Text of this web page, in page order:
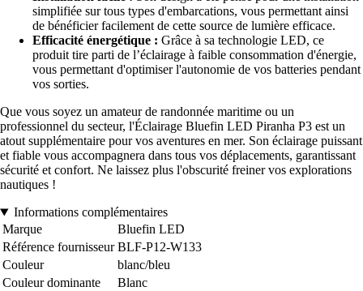
simplifiée sur tous types d'embarcations, vous permettant ainsi
de bénéficier facilement de cette source de lumière efficace.
Efficacité énergétique : Grâce à sa technologie LED, ce
produit tire parti de l’éclairage à faible consommation d'énergie,
vous permettant d'optimiser l'autonomie de vos batteries pendant
vos sorties.
Que vous soyez un amateur de randonnée maritime ou un
professionnel du secteur, l'Éclairage Bluefin LED Piranha P3 est un
atout supplémentaire pour vos aventures en mer. Son éclairage puissant
et fiable vous accompagnera dans tous vos déplacements, garantissant
sécurité et confort. Ne laissez plus l'obscurité freiner vos explorations
nautiques !
Informations complémentaires
Marque
Bluefin LED
Référence fournisseur BLF-P12-W133
Couleur
blanc/bleu
Couleur dominante
Blanc